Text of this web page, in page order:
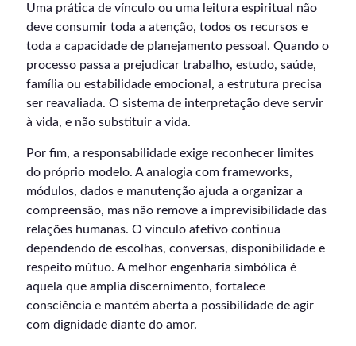
Uma prática de vínculo ou uma leitura espiritual não
deve consumir toda a atenção, todos os recursos e
toda a capacidade de planejamento pessoal. Quando o
processo passa a prejudicar trabalho, estudo, saúde,
família ou estabilidade emocional, a estrutura precisa
ser reavaliada. O sistema de interpretação deve servir
à vida, e não substituir a vida.
Por fim, a responsabilidade exige reconhecer limites
do próprio modelo. A analogia com frameworks,
módulos, dados e manutenção ajuda a organizar a
compreensão, mas não remove a imprevisibilidade das
relações humanas. O vínculo afetivo continua
dependendo de escolhas, conversas, disponibilidade e
respeito mútuo. A melhor engenharia simbólica é
aquela que amplia discernimento, fortalece
consciência e mantém aberta a possibilidade de agir
com dignidade diante do amor.